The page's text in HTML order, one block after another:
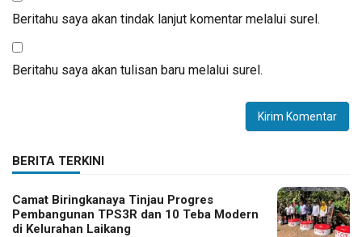
Beritahu saya akan tindak lanjut komentar melalui surel.
Beritahu saya akan tulisan baru melalui surel.
BERITA TERKINI
Camat Biringkanaya Tinjau Progres
Pembangunan TPS3R dan 10 Teba Modern
di Kelurahan Laikang